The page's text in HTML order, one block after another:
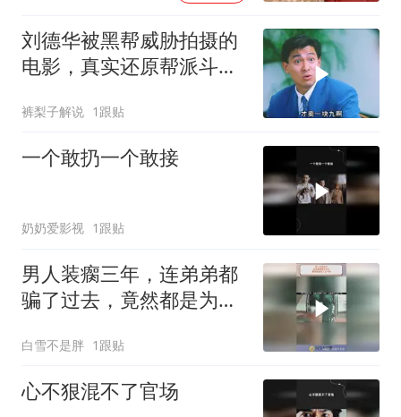
刘德华被黑帮威胁拍摄的
电影，真实还原帮派斗
裤梨子解说 1跟贴
一个敢扔一个敢接
奶奶爱影视 1跟贴
男人装瘸三年，连弟弟都
骗了过去，竟然都是为了
白雪不是胖 1跟贴
心不狠混不了官场